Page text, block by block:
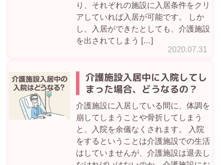
2020.07.31
り、それぞれの施設に入居条件をクリ
アしていれば入居が可能です。 しか
し、入居ができたとしても、介護施設
を出されてしまう […]
介護施設入居中に入院してし
まった場合、どうなるの？
介護施設に入居している間に、体調を
崩してしまうことや骨折してしまう
と、入院を余儀なくされます。 入院
をするということは介護施設での生活
はしていませんが、介護施設は退去し